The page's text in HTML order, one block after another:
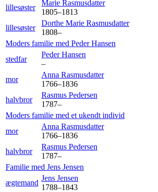
lillesøster
Marie Rasmusdatter
1805–1813
lillesøster
Dorthe Marie Rasmusdatter
1808–
Moders familie med PederHansen
stedfar
PederHansen
–
mor
Anna Rasmusdatter
1766–1836
halvbror
Rasmus Pedersen
1787–
Moders familie med et ukendt individ
mor
Anna Rasmusdatter
1766–1836
halvbror
Rasmus Pedersen
1787–
Familie med Jens Jensen
ægtemand
Jens Jensen
1788–1843